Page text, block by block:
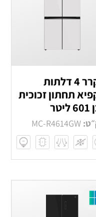
מקרר 4 דלתות
תחתון זכוכית
MC-R4614GW